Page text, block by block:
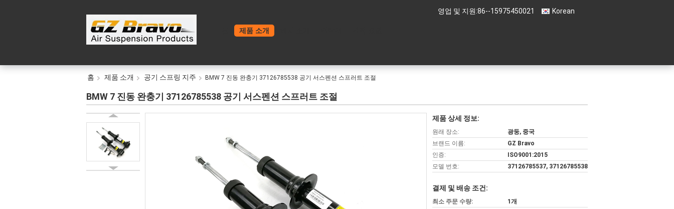
Korean
영업 및 지원:86--15975450021
제품 소개
홈 제품 소개 공기 스프링 지주 BMW 7 진동 완충기 37126785538 공기 서스펜션 스프러트 조절
BMW 7 진동 완충기 37126785538 공기 서스펜션 스프러트 조절
제품 상세 정보:
원래 장소:
광둥, 중국
브랜드 이름:
GZ Bravo
인증:
ISO9001:2015
모델 번호:
37126785537, 37126785538
결제 및 배송 조건:
최소 주문 수량: 1개